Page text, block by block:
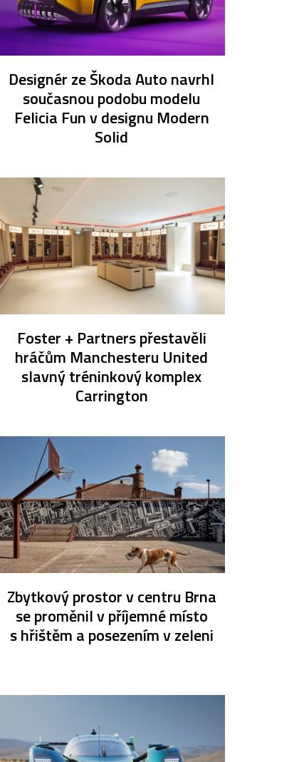
Designér ze Škoda Auto navrhl
současnou podobu modelu
Felicia Fun v designu Modern
Solid
Foster + Partners přestavěli
hráčům Manchesteru United
slavný tréninkový komplex
Carrington
Zbytkový prostor v centru Brna
se proměnil v příjemné místo
s hřištěm a posezením v zeleni